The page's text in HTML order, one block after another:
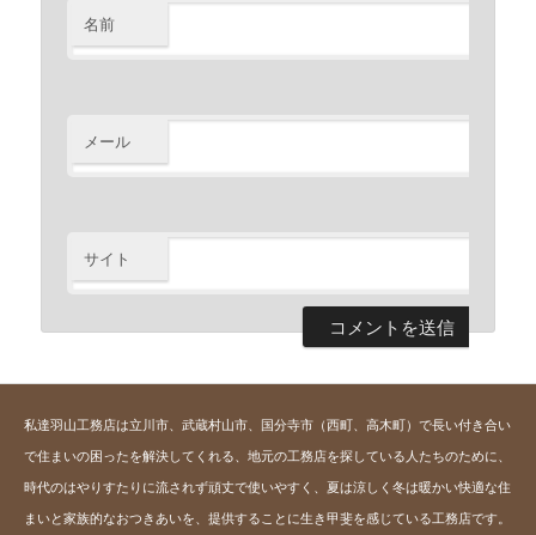
名前
メール
サイト
私達羽山工務店は立川市、武蔵村山市、国分寺市（西町、高木町）で長い付き合い
で住まいの困ったを解決してくれる、地元の工務店を探している人たちのために、
時代のはやりすたりに流されず頑丈で使いやすく、夏は涼しく冬は暖かい快適な住
まいと家族的なおつきあいを、提供することに生き甲斐を感じている工務店です。